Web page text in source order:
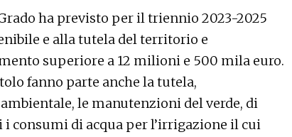
ha previsto per il triennio 2023-2025
e alla tutela del territorio e
superiore a 12 milioni e 500 mila euro.
fanno parte anche la tutela,
le manutenzioni del verde, di
consumi di acqua per l’irrigazione il cui